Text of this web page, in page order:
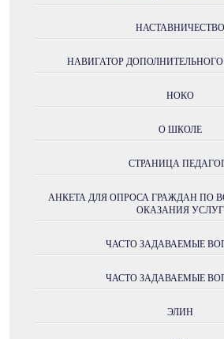
НАСТАВНИЧЕСТВО
НАВИГАТОР
НОКО
О ШКОЛЕ
СТРАНИЦА
АНКЕТА ДЛЯ ОПРОСА ГРАЖДАН ПО
ОКАЗАНИЯ УСЛУГ
ЧАСТО ЗАДАВАЕМЫЕ
ЧАСТО ЗАДАВАЕМЫЕ
ЭЛИН